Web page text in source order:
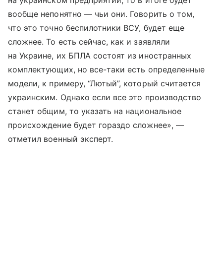
вообще непонятно — чьи они. Говорить о том,
что это точно беспилотники ВСУ, будет еще
сложнее. То есть сейчас, как и заявляли
на Украине, их БПЛА состоят из иностранных
комплектующих, но все-таки есть определенные
модели, к примеру, “Лютый”, который считается
украинским. Однако если все это производство
станет общим, то указать на национальное
происхождение будет гораздо сложнее», —
отметил военный эксперт.